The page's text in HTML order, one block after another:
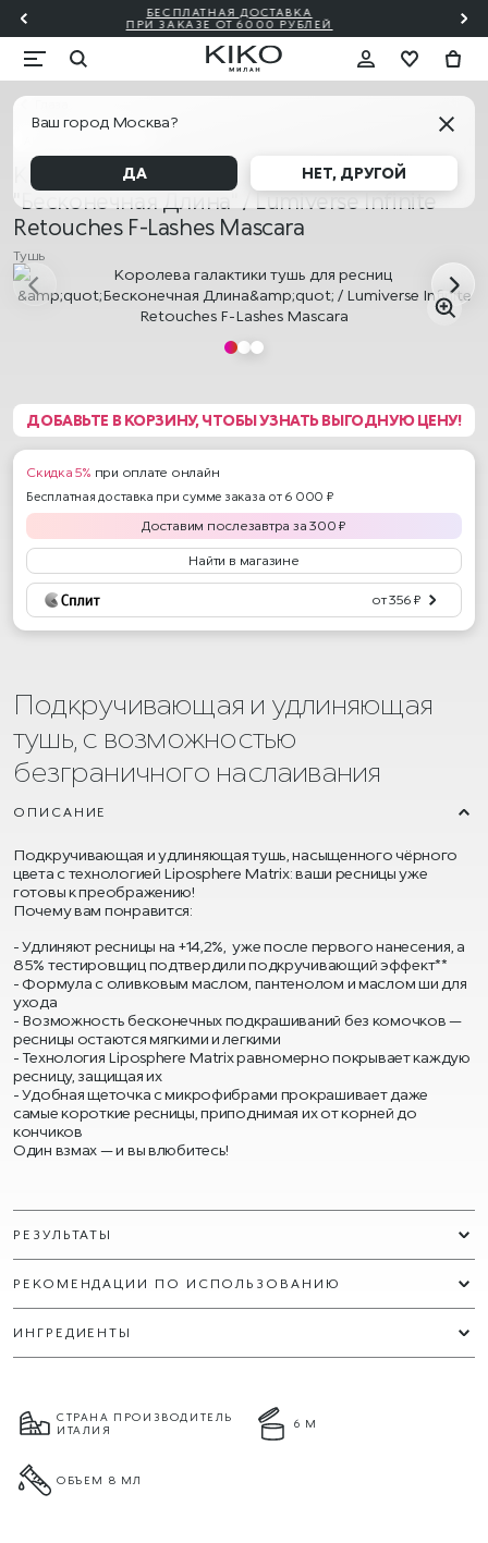
ПОДАРОЧНАЯ КАРТА KIKO МИЛАН 🎁 — КУПИТЬ
Ваш город Москва?
ДА НЕТ, ДРУГОЙ
Королева галактики тушь для ресниц
"Бесконечная Длина" / Lumiverse Infinite
Retouches F-Lashes Mascara
Тушь
ДОБАВЬТЕ В КОРЗИНУ, ЧТОБЫ УЗНАТЬ ВЫГОДНУЮ ЦЕНУ!
Скидка 5% при оплате онлайн
Бесплатная доставка при сумме заказа от 6 000 ₽
Доставим послезавтра за300 ₽
Найти в магазине
от 356 ₽
Подкручивающая и удлиняющая
тушь, с возможностью
безграничного наслаивания
ОПИСАНИЕ
Подкручивающая и удлиняющая тушь, насыщенного чёрного
цвета с технологией Liposphere Matrix: ваши ресницы уже
готовы к преображению!
Почему вам понравится:
Удлиняют ресницы на +14,2%, уже после первого нанесения, а
85% тестировщиц подтвердили подкручивающий эффект**
Формула с оливковым маслом, пантенолом и маслом ши для
ухода
Возможность бесконечных подкрашиваний без комочков —
ресницы остаются мягкими и легкими
Технология Liposphere Matrix равномерно покрывает каждую
ресницу, защищая их
Удобная щеточка с микрофибрами прокрашивает даже
самые короткие ресницы, приподнимая их от корней до
кончиков
Один взмах — и вы влюбитесь!
РЕЗУЛЬТАТЫ
РЕКОМЕНДАЦИИ ПО ИСПОЛЬЗОВАНИЮ
ИНГРЕДИЕНТЫ
СТРАНА ПРОИЗВОДИТЕЛЬ
ИТАЛИЯ
6 М
ОБЪЕМ 8 МЛ